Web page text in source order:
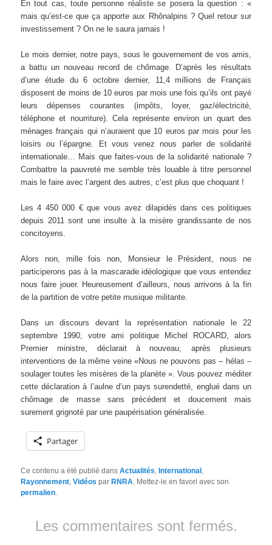
En tout cas, toute personne réaliste se posera la question : «
mais qu’est-ce que ça apporte aux Rhônalpins ? Quel retour sur
investissement ? On ne le saura jamais !
Le mois dernier, notre pays, sous le gouvernement de vos amis,
a battu un nouveau record de chômage. D’après les résultats
d’une étude du 6 octobre dernier, 11,4 millions de Français
disposent de moins de 10 euros par mois une fois qu’ils ont payé
leurs dépenses courantes (impôts, loyer, gaz/électricité,
téléphone et nourriture). Cela représente environ un quart des
ménages français qui n’auraient que 10 euros par mois pour les
loisirs ou l’épargne. Et vous venez nous parler de solidarité
internationale… Mais que faites-vous de la solidarité nationale ?
Combattre la pauvreté me semble très louable à titre personnel
mais le faire avec l’argent des autres, c’est plus que choquant !
Les 4 450 000 € que vous avez dilapidés dans ces politiques
depuis 2011 sont une insulte à la misère grandissante de nos
concitoyens.
Alors non, mille fois non, Monsieur le Président, nous ne
participerons pas à la mascarade idéologique que vous entendez
nous faire jouer. Heureusement d’ailleurs, nous arrivons à la fin
de la partition de votre petite musique militante.
Dans un discours devant la représentation nationale le 22
septembre 1990, votre ami politique Michel ROCARD, alors
Premier ministre, déclarait à nouveau, après plusieurs
interventions de la même veine «Nous ne pouvons pas – hélas –
soulager toutes les misères de la planète ». Vous pouvez méditer
cette déclaration à l’aulne d’un pays surendetté, englué dans un
chômage de masse sans précédent et doucement mais
surement grignoté par une paupérisation généralisée.
Partager
Ce contenu a été publié dansActualités ,International
Rayonnement ,Vidéos parRNRA . Mettez-le en favori avec son
permalien
Les commentaires sont fermés.